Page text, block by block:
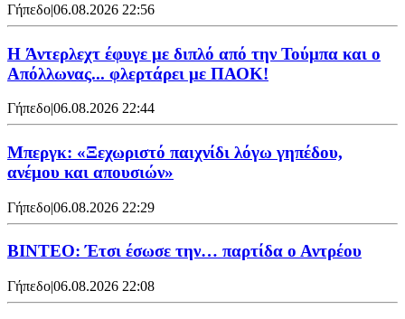
Γήπεδο|06.08.2026 22:56
H Άντερλεχτ έφυγε με διπλό από την Τούμπα και ο
Απόλλωνας... φλερτάρει με ΠΑΟΚ!
Γήπεδο|06.08.2026 22:44
Μπεργκ: «Ξεχωριστό παιχνίδι λόγω γηπέδου,
ανέμου και απουσιών»
Γήπεδο|06.08.2026 22:29
ΒΙΝΤΕΟ: Έτσι έσωσε την… παρτίδα ο Αντρέου
Γήπεδο|06.08.2026 22:08